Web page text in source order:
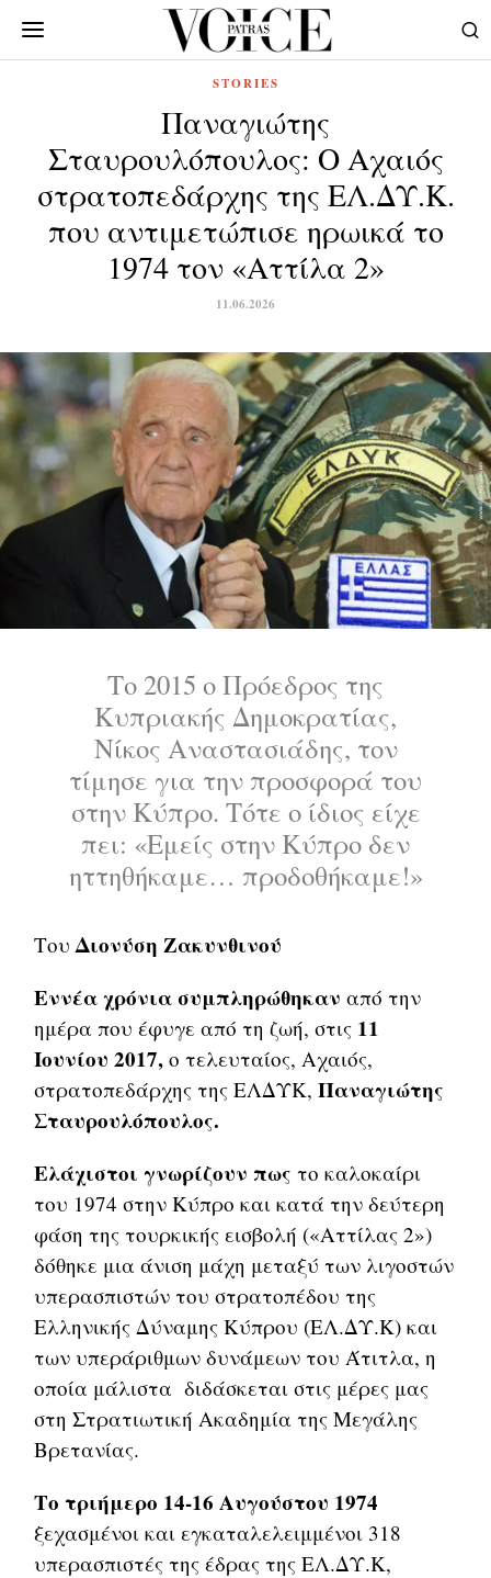
STORIES
Παναγιώτης
Σταυρουλόπουλος: Ο Αχαιός
στρατοπεδάρχης της ΕΛ.ΔΥ.Κ.
που αντιμετώπισε ηρωικά το
1974 τον «Αττίλα 2»
11.06.2026
Το 2015 ο Πρόεδρος της
Κυπριακής Δημοκρατίας,
Νίκος Αναστασιάδης, τον
τίμησε για την προσφορά του
στην Κύπρο. Τότε ο ίδιος είχε
πει: «Εμείς στην Κύπρο δεν
ηττηθήκαμε… προδοθήκαμε!»
ΤουΔιονύση Ζακυνθινού
Εννέα χρόνια συμπληρώθηκαναπό την
ημέρα που έφυγε από τη ζωή, στις 11
Ιουνίου 2017, ο τελευταίος, Αχαιός,
στρατοπεδάρχης της ΕΛΔΥΚ,Παναγιώτης
Σταυρουλόπουλος.
Ελάχιστοι γνωρίζουν πως το καλοκαίρι
του 1974 στην Κύπρο και κατά την δεύτερη
φάση της τουρκικής εισβολή («Αττίλας 2»)
δόθηκε μια άνιση μάχη μεταξύ των λιγοστών
υπερασπιστών του στρατοπέδου της
Ελληνικής Δύναμης Κύπρου (ΕΛ.ΔΥ.Κ) και
των υπεράριθμων δυνάμεων του Άτιτλα, η
οποία μάλιστα διδάσκεται στις μέρες μας
στη Στρατιωτική Ακαδημία της Μεγάλης
Βρετανίας.
Το τριήμερο 14-16 Αυγούστου 1974
ξεχασμένοι και εγκαταλελειμμένοι 318
υπερασπιστές της έδρας της ΕΛ.ΔΥ.Κ,